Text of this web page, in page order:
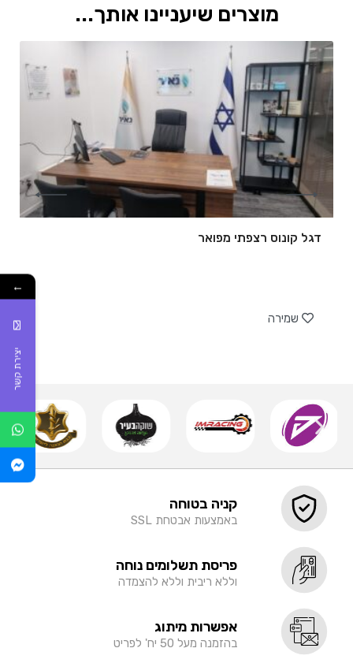
מוצרים שיעניינו אותך...
דגל קונוס רצפתי מפואר
שמירה
קניה בטוחה
באמצעות אבטחת SSL
פריסת תשלומים נוחה
וללא ריבית וללא להצמדה
אפשרות מיתוג
בהזמנה מעל 50 יח' לפריט
←
יצירת קשר